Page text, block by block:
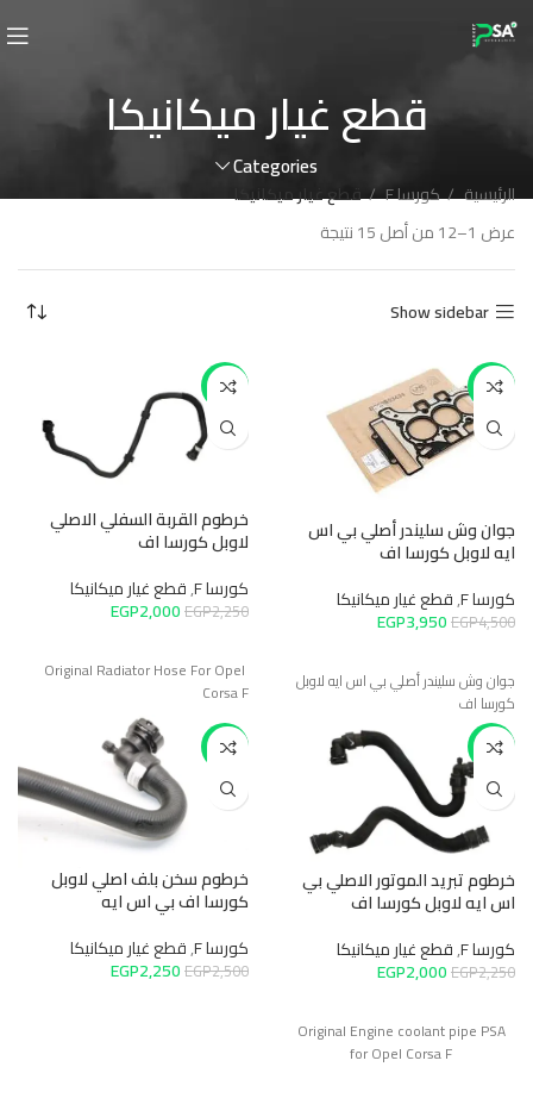
قطع غيار ميكانيكا
Categories
الرئيسية كورسا F
قطع غيار ميكانيكا
عرض 1–12 من أصل 15 نتيجة
Show sidebar
-12%
جوان وش سليندر أصلي بي اس
ايه لاوبل كورسا اف
كورسا F ,قطع غيار ميكانيكا
EGP4,500
EGP3,950
جوان وش سليندر أصلي بي اس ايه لاوبل
كورسا اف
-11%
خرطوم القربة السفلي الاصلي
لاوبل كورسا اف
كورسا F ,قطع غيار ميكانيكا
EGP2,250
EGP2,000
Original Radiator Hose For Opel
Corsa F
-11%
خرطوم تبريد الموتور الاصلي بي
اس ايه لاوبل كورسا اف
كورسا F ,قطع غيار ميكانيكا
EGP2,250
EGP2,000
Original Engine coolant pipe PSA
for Opel Corsa F
-10%
خرطوم سخن بلف اصلي لاوبل
كورسا اف بي اس ايه
كورسا F ,قطع غيار ميكانيكا
EGP2,500
EGP2,250